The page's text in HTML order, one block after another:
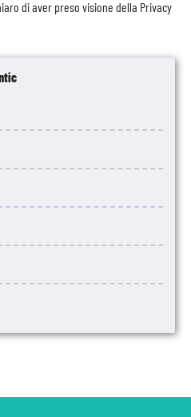
di aver preso visione della Privacy